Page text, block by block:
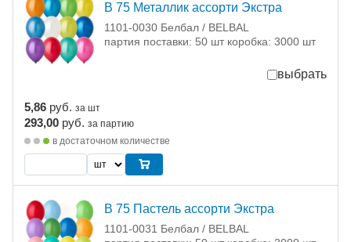
В 75 Металлик ассорти Экстра
1101-0030 Белбал / BELBAL
партия поставки: 50 шт коробка: 3000 шт
выбрать
5,86 руб. за шт
293,00 руб. за партию
в достаточном количестве
В 75 Пастель ассорти Экстра
1101-0031 Белбал / BELBAL